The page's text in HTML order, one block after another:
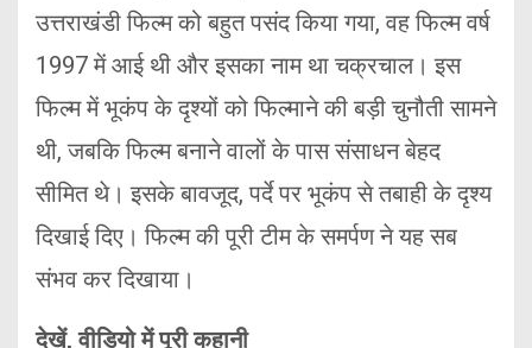
उत्तराखंडी फिल्म को बहुत पसंद किया गया, वह फिल्म वर्ष
1997 में आई थी और इसका नाम था चक्रचाल। इस
फिल्म में भूकंप के दृश्यों को फिल्माने की बड़ी चुनौती सामने
थी, जबकि फिल्म बनाने वालों के पास संसाधन बेहद
सीमित थे। इसके बावजूद, पर्दे पर भूकंप से तबाही के दृश्य
दिखाई दिए। फिल्म की पूरी टीम के समर्पण ने यह सब
संभव कर दिखाया।
देखें, वीडियो में पूरी कहानी